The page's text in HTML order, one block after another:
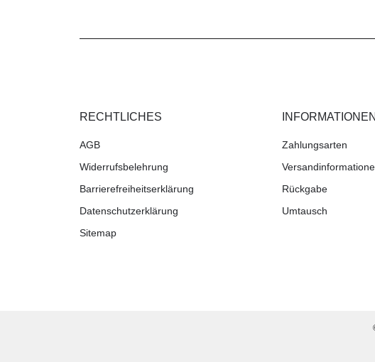
RECHTLICHES
AGB
Widerrufsbelehrung
Barrierefreiheitserklärung
Datenschutzerklärung
Sitemap
INFORMATIONEN
Zahlungsarten
Rückgabe
Umtausch